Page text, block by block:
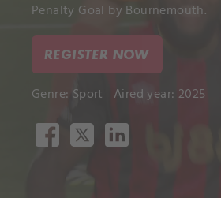
Penalty Goal by Bournemouth.
REGISTER NOW
Genre: Sport Aired year: 2025